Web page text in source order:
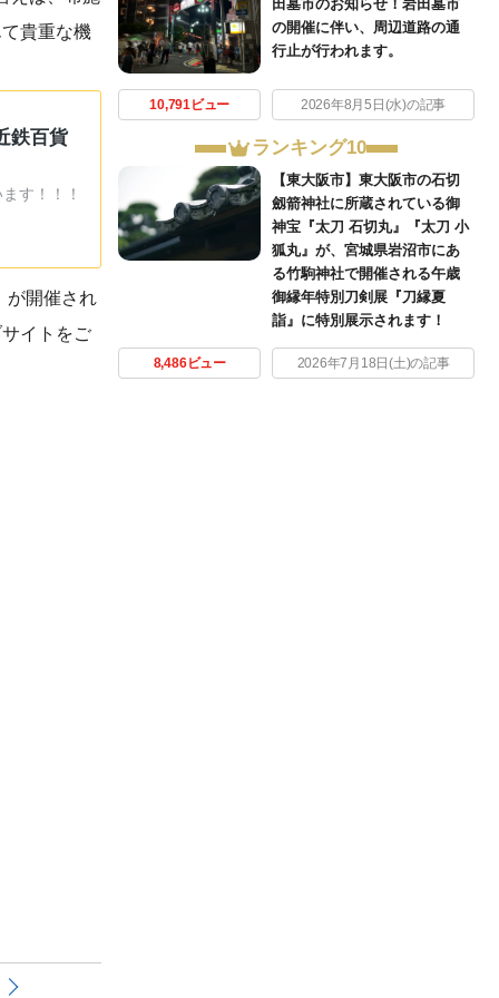
貴重な機
鉄百貨
す！！！
が開催され
イトをご
田墓市のお知らせ！岩田墓市
の開催に伴い、周辺道路の通
行止が行われます。
10,791ビュー 2026年8月5日(水)の記事
ランキング10
【東大阪市】東大阪市の石切
劔箭神社に所蔵されている御
神宝『太刀 石切丸』『太刀 小
狐丸』が、宮城県岩沼市にあ
る竹駒神社で開催される午歳
御縁年特別刀剣展『刀縁夏
詣』に特別展示されます！
8,486ビュー 2026年7月18日(土)の記事